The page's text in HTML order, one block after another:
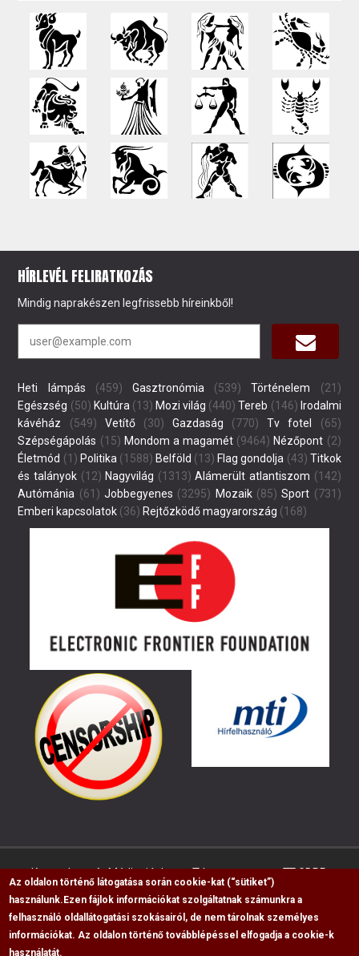
HÍRLEVÉL FELIRATKOZÁS
Mindig naprakészen legfrissebb híreinkből!
Heti lámpás (459) Gasztronómia (539) Történelem (21)
Egészség (50) Kultúra(13) Mozi világ (440) Tereb (146) Irodalmi
kávéház (549) Vetítő(30) Gazdaság (770) Tv fotel
(65)
Szépségápolás (15) Mondom a magamét (9464) Nézőpont (2)
Életmód (1) Politika(1588) Belföld (13) Flag gondolja (43) Titkok
és talányok (12) Nagyvilág (1313) Alámerült atlantiszom (142)
Autómánia (61) Jobbegyenes (3295) Mozaik(85) Sport (731)
Emberi kapcsolatok (36) Rejtőzködő magyarország (168)
Kapcsolat Médiaajánlat Impresszum GDPR
RSS
Az oldalon történő látogatása során cookie-kat (“sütiket”)
használunk. Ezen fájlok információkat szolgáltatnak számunkra a
felhasználó oldallátogatási szokásairól, de nem tárolnak személyes
információkat. Az oldalon történő továbblépéssel elfogadja a cookie-k
használatát.